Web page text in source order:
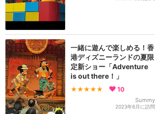
一緒に遊んで楽しめる！香
港ディズニーランドの夏限
定新ショー「Adventure
is out there！」
★★★★★ 10
Summy
2023年6月に訪問